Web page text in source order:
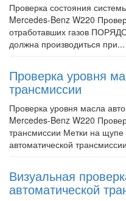
Проверка состояния
Mercedes-Benz W220
отработавших газов
должна производиться при...
Проверка уровня
трансмиссии
Проверка уровня масла
Mercedes-Benz W220
трансмиссии Метки на
автоматической
Визуальная
автоматической